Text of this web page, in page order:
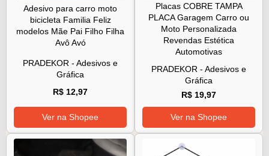
Adesivo para carro moto
bicicleta Familia Feliz
modelos Mãe Pai Filho Filha
Avô Avó
PRADEKOR - Adesivos e
Gráfica
R$ 12,97
Ver na Shopee
Placas COBRE TAMPA
PLACA Garagem Carro ou
Moto Personalizada
Revendas Estética
Automotivas
PRADEKOR - Adesivos e
Gráfica
R$ 19,97
Ver na Shopee